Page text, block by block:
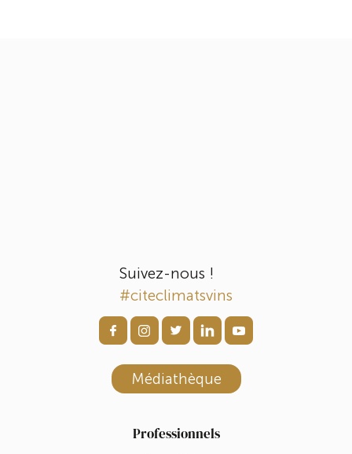
Suivez-nous !
#citeclimatsvins
Médiathèque
Professionnels